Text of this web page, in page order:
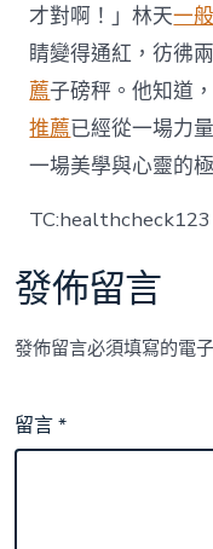
才對啊！」林天一
睛變得通紅，彷彿
薦子磅秤。他知道
推薦已經從一場力
一場美學與心靈的
發佈留言
發佈留言必須填寫的電
留言*